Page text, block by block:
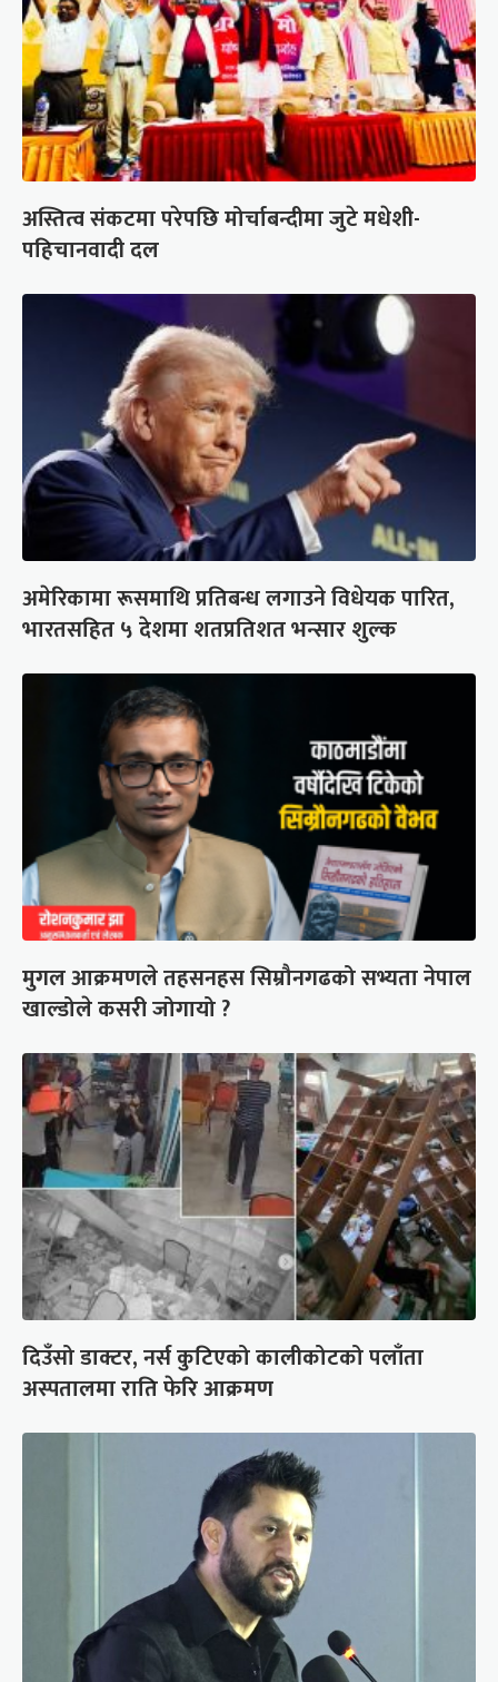
अस्तित्व संकटमा परेपछि मोर्चाबन्दीमा जुटे मधेशी-
पहिचानवादी दल
अमेरिकामा रूसमाथि प्रतिबन्ध लगाउने विधेयक पारित,
भारतसहित ५ देशमा शतप्रतिशत भन्सार शुल्क
मुगल आक्रमणले तहसनहस सिम्रौनगढको सभ्यता नेपाल
खाल्डोले कसरी जोगायो ?
दिउँसो डाक्टर, नर्स कुटिएको कालीकोटको पलाँता
अस्पतालमा राति फेरि आक्रमण